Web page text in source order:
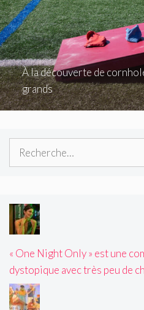
À la découverte de
grands
Rechercher :
« One Night Only » est une
dystopique avec très peu de